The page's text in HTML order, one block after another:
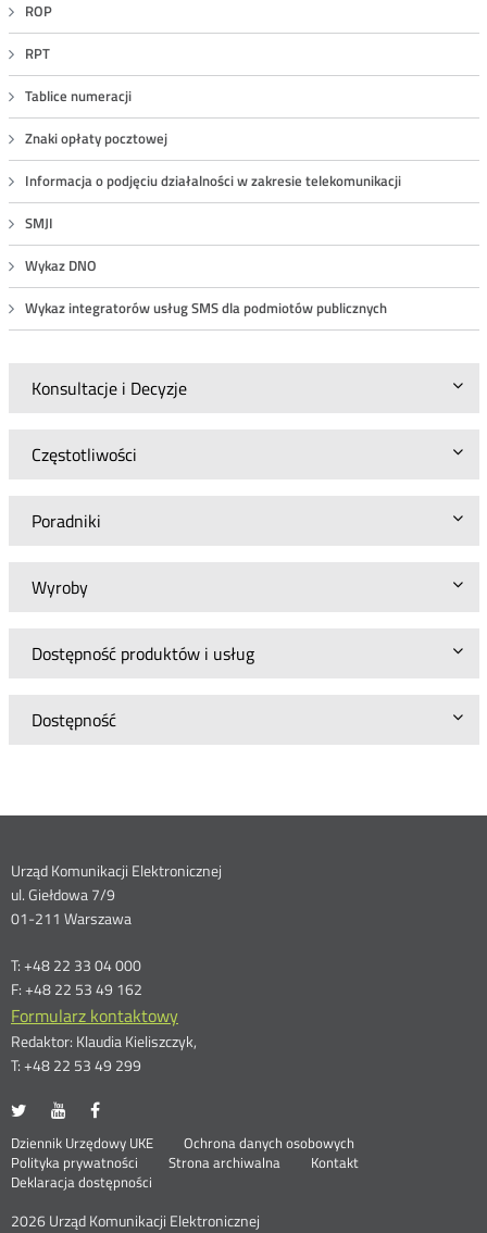
ROP
RPT
Tablice numeracji
Znaki opłaty pocztowej
Informacja o podjęciu działalności w zakresie telekomunikacji
SMJI
Wykaz DNO
Wykaz integratorów usług SMS dla podmiotów publicznych
Konsultacje i Decyzje
Częstotliwości
Poradniki
Wyroby
Dostępność produktów i usług
Dostępność
Dane
kontaktowe
Urząd Komunikacji Elektronicznej
ul. Giełdowa 7/9
01-211 Warszawa
T: +48 22 33 04 000
F: +48 22 53 49 162
Formularz kontaktowy
Redaktor: Klaudia Kieliszczyk,
T: +48 22 53 49 299
UKE
portalu
Twitter
Otwórz
nowym
oknie
UKE
portalu
Youtube
Otwórz
nowym
oknie
portalu
Facebook
nowym
oknie
Stopka
menu
Dziennik Urzędowy UKE Otwórz
Ochrona danych osobowych
Polityka prywatności
Otwórz
w
oknie
Strona archiwalna
Kontakt
Deklaracja dostępności
2026 Urząd Komunikacji Elektronicznej